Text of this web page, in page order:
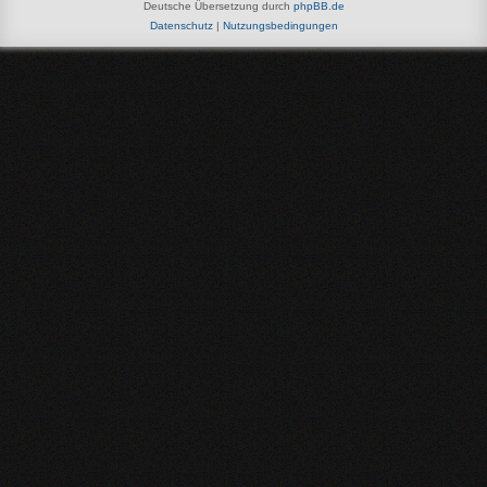
Deutsche Übersetzung durch phpBB.de
Datenschutz| Nutzungsbedingungen